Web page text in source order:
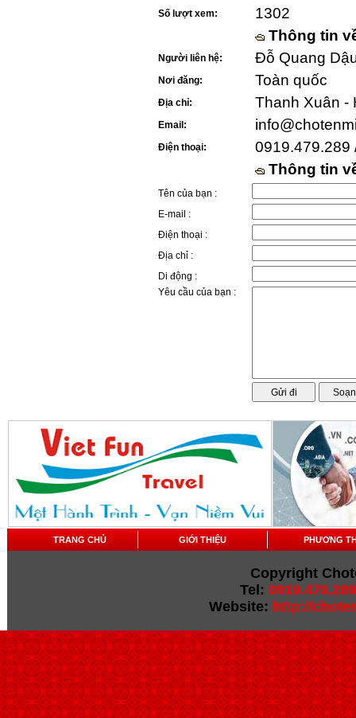
Số lượt xem:
1302
Thông tin
Người liên hệ: Đỗ Quang
Nơi đăng: Toàn quốc
Địa chỉ: Thanh Xuân -
Email:
Điện thoại:
0919.479.289
Thông tin
Tên của bạn :
E-mail :
Điện thoại :
Địa chỉ :
Di động :
Yêu cầu của bạn :
TRANG CHỦ GIỚI THIỆU PHƯƠNG
Copyright
Tel: 0919.479.289
Website: http://